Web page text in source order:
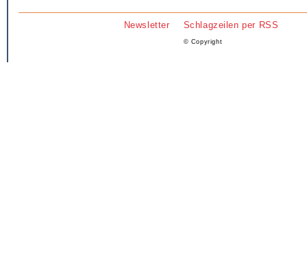
Newsletter Schlagzeilen per RSS
© Copyright